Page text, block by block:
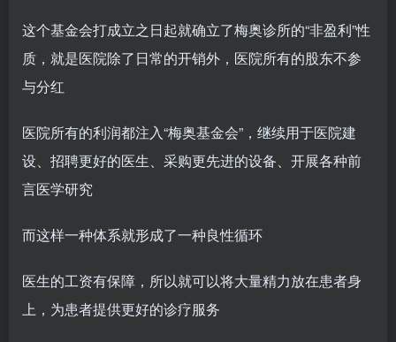
这个基金会打成立之日起就确立了梅奥诊所的“非盈利”性
质，就是医院除了日常的开销外，医院所有的股东不参
与分红
医院所有的利润都注入“梅奥基金会”，继续用于医院建
设、招聘更好的医生、采购更先进的设备、开展各种前
言医学研究
而这样一种体系就形成了一种良性循环
医生的工资有保障，所以就可以将大量精力放在患者身
上，为患者提供更好的诊疗服务